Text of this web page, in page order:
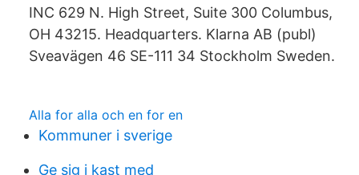
INC 629 N. High Street, Suite 300 Columbus,
OH 43215. Headquarters. Klarna AB (publ)
Sveavägen 46 SE-111 34 Stockholm Sweden.
Alla for alla och en for en
Kommuner i sverige
Ge sig i kast med